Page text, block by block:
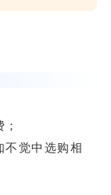
不觉中选购相